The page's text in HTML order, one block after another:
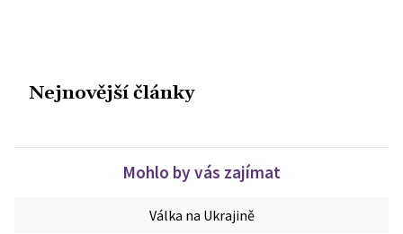
Nejnovější články
Mohlo by vás zajímat
Válka na Ukrajině